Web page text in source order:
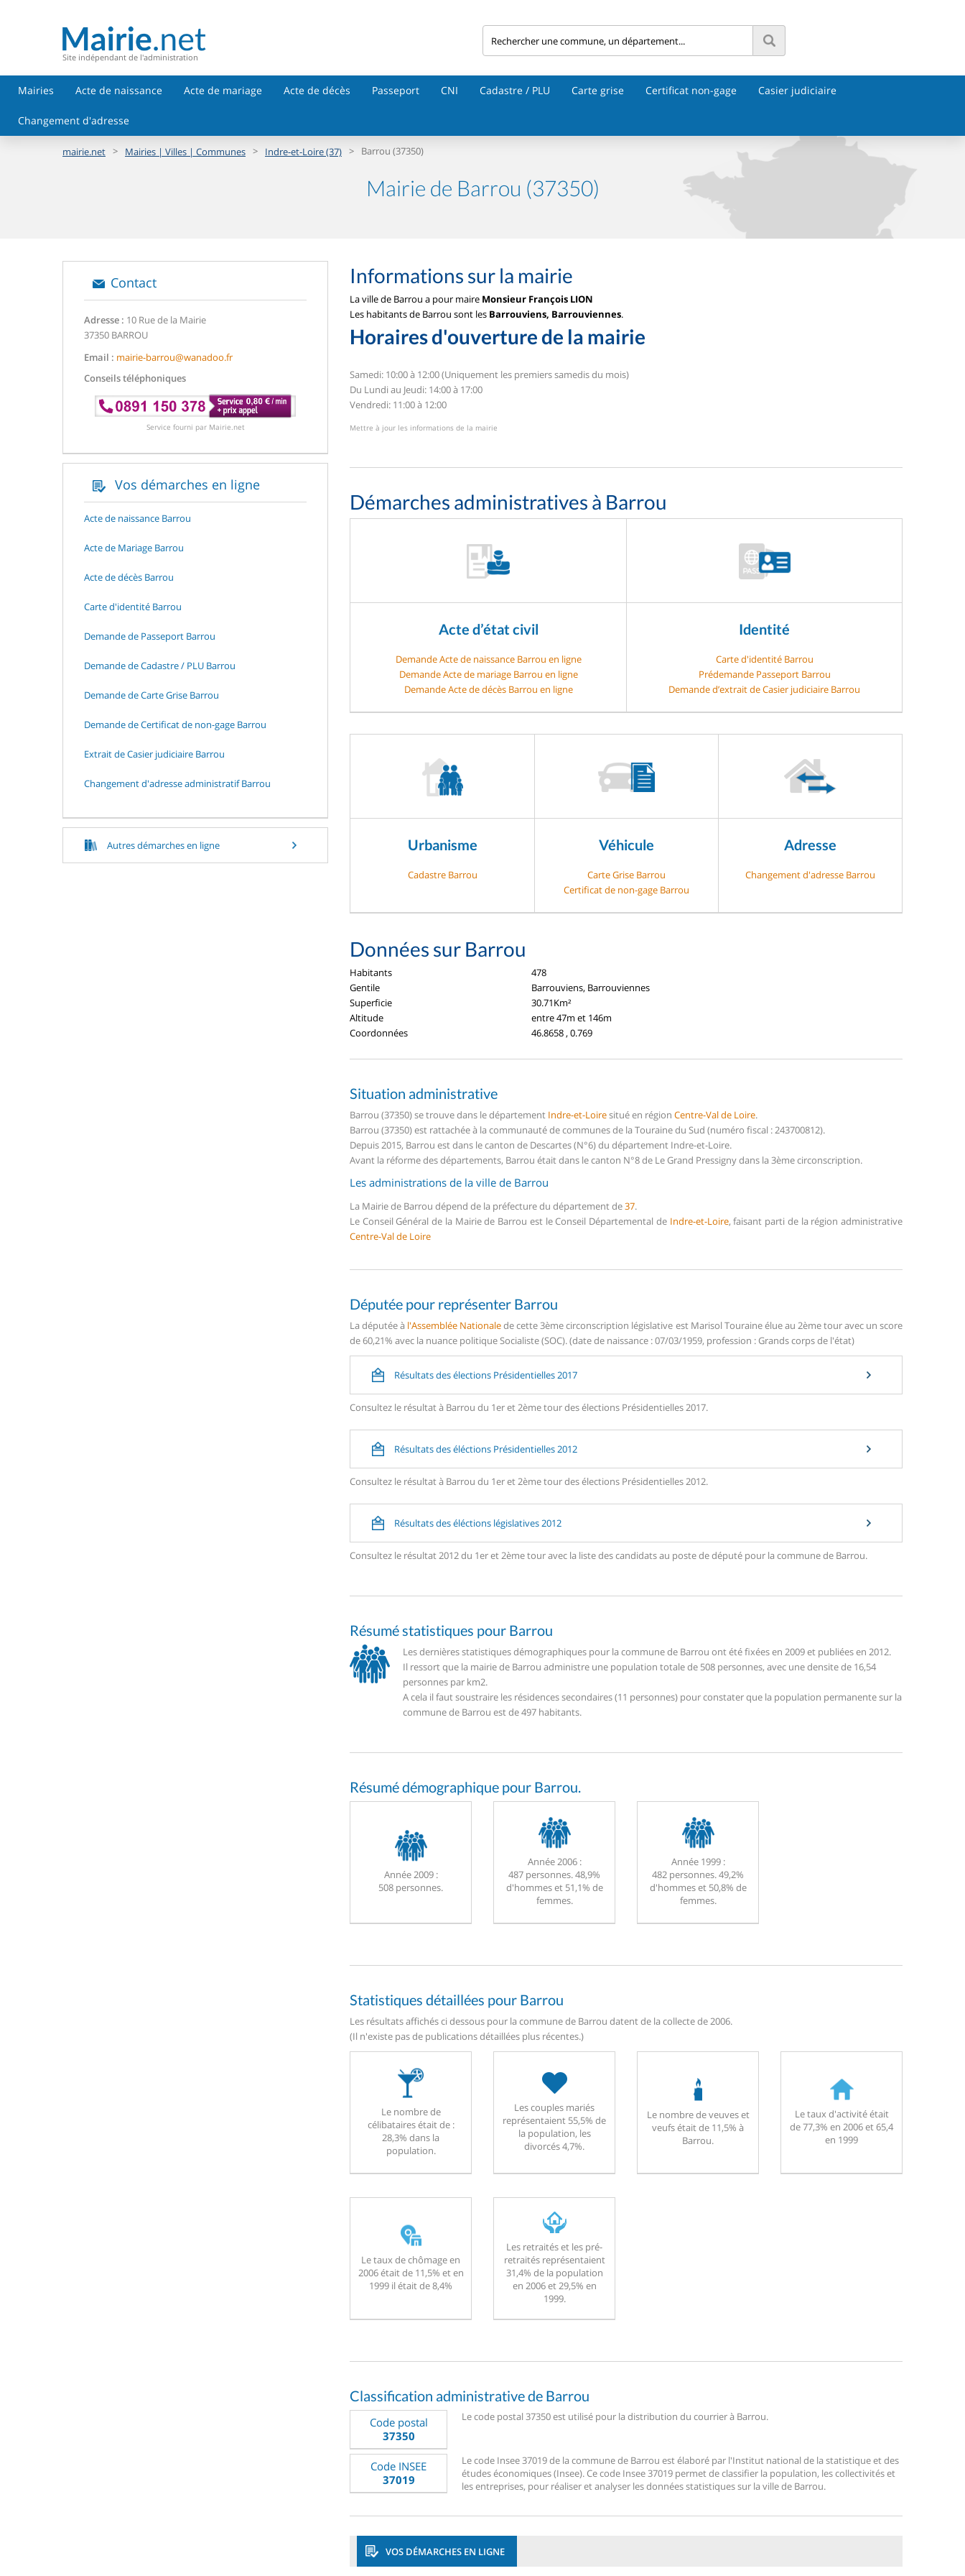
Site indépendant de l'administration
Mairies Acte de naissance Acte de mariage Acte de décès Passeport CNI Cadastre / PLU Carte grise Certificat non-gage Casier judiciaire
Changement d'adresse
mairie.net > Mairies | Villes | Communes > Indre-et-Loire (37) > Barrou (37350)
Mairie de Barrou (37350)
Contact
Adresse : 10 Rue de la Mairie
37350 BARROU
Email : mairie-barrou@wanadoo.fr
Conseils téléphoniques
Service fourni par Mairie.net
Vos démarches en ligne
Acte de naissance Barrou
Acte de Mariage Barrou
Acte de décès Barrou
Carte d'identité Barrou
Demande de Passeport Barrou
Demande de Cadastre / PLU Barrou
Demande de Carte Grise Barrou
Demande de Certificat de non-gage Barrou
Extrait de Casier judiciaire Barrou
Changement d'adresse administratif Barrou
Autres démarches en ligne
Informations sur la mairie
La ville de Barrou a pour maire Monsieur François LION
Les habitants de Barrou sont les Barrouviens, Barrouviennes.
Horaires d'ouverture de la mairie
Samedi: 10:00 à 12:00 (Uniquement les premiers samedis du mois)
Du Lundi au Jeudi: 14:00 à 17:00
Vendredi: 11:00 à 12:00
Mettre à jour les informations de la mairie
Démarches administratives à Barrou
Acte d’état civil
Demande Acte de naissance Barrou en ligne
Demande Acte de mariage Barrou en ligne
Demande Acte de décès Barrou en ligne
Identité
Carte d'identité Barrou
Prédemande Passeport Barrou
Demande d’extrait de Casier judiciaire Barrou
Urbanisme
Cadastre Barrou
Véhicule
Carte Grise Barrou
Certificat de non-gage Barrou
Adresse
Changement d'adresse Barrou
Données sur Barrou
Habitants
478
Gentile
Barrouviens, Barrouviennes
Superficie
30.71Km²
Altitude
entre 47m et 146m
Coordonnées
46.8658 , 0.769
Situation administrative
Barrou (37350) se trouve dans le département Indre-et-Loiresitué en région Centre-Val de Loire.
Barrou (37350) est rattachée à la communauté de communes de la Touraine du Sud (numéro fiscal : 243700812).
Depuis 2015, Barrou est dans le canton de Descartes (N°6) du département Indre-et-Loire.
Avant la réforme des départements, Barrou était dans le canton N°8 de Le Grand Pressigny dans la 3ème circonscription.
Les administrations de la ville de Barrou
La Mairie de Barrou dépend de la préfecture du département de37.
Le Conseil Général de la Mairie de Barrou est le Conseil Départemental de Indre-et-Loire, faisant parti de la région administrative
Centre-Val de Loire
Députée pour représenter Barrou
La députée à l'Assemblée Nationalede cette 3ème circonscription législative est Marisol Touraine élue au 2ème tour avec un score
de 60,21% avec la nuance politique Socialiste (SOC). (date de naissance : 07/03/1959, profession : Grands corps de l'état)
Résultats des élections Présidentielles 2017
Consultez le résultat à Barrou du 1er et 2ème tour des élections Présidentielles 2017.
Résultats des éléctions Présidentielles 2012
Consultez le résultat à Barrou du 1er et 2ème tour des élections Présidentielles 2012.
Résultats des éléctions législatives 2012
Consultez le résultat 2012 du 1er et 2ème tour avec la liste des candidats au poste de député pour la commune de Barrou.
Résumé statistiques pour Barrou
Les dernières statistiques démographiques pour la commune de Barrou ont été fixées en 2009 et publiées en 2012.
Il ressort que la mairie de Barrou administre une population totale de 508 personnes, avec une densite de 16,54
personnes par km2.
A cela il faut soustraire les résidences secondaires (11 personnes) pour constater que la population permanente sur la
commune de Barrou est de 497 habitants.
Résumé démographique pour Barrou.
Année 2009 :
508 personnes.
Année 2006 :
487 personnes. 48,9%
d'hommes et 51,1% de
femmes.
Année 1999 :
482 personnes. 49,2%
d'hommes et 50,8% de
femmes.
Statistiques détaillées pour Barrou
Les résultats affichés ci dessous pour la commune de Barrou datent de la collecte de 2006.
(Il n'existe pas de publications détaillées plus récentes.)
Le nombre de
célibataires était de :
28,3% dans la
population.
Les couples mariés
représentaient 55,5% de
la population, les
divorcés 4,7%.
Le nombre de veuves et
veufs était de 11,5% à
Barrou.
Le taux d'activité était
de 77,3% en 2006 et 65,4
en 1999
Le taux de chômage en
2006 était de 11,5% et en
1999 il était de 8,4%
Les retraités et les pré-
retraités représentaient
31,4% de la population
en 2006 et 29,5% en
1999.
Classification administrative de Barrou
Code postal
37350
Le code postal 37350 est utilisé pour la distribution du courrier à Barrou.
Code INSEE
37019
Le code Insee 37019 de la commune de Barrou est élaboré par l'Institut national de la statistique et des
études économiques (Insee). Ce code Insee 37019 permet de classifier la population, les collectivités et
les entreprises, pour réaliser et analyser les données statistiques sur la ville de Barrou.
VOS DÉMARCHES EN LIGNE